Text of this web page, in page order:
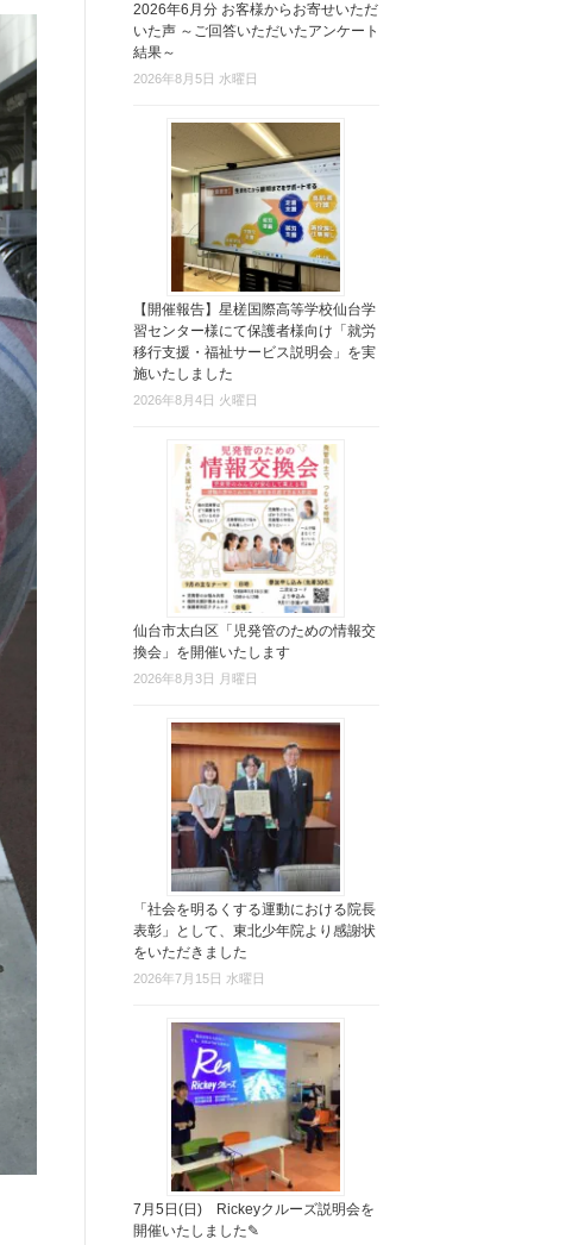
2026年6月分 お客様からお寄せいただ
いた声 ～ご回答いただいたアンケート
結果～
2026年8月5日 水曜日
【開催報告】星槎国際高等学校仙台学
習センター様にて保護者様向け「就労
移行支援・福祉サービス説明会」を実
施いたしました
2026年8月4日 火曜日
仙台市太白区「児発管のための情報交
換会」を開催いたします
2026年8月3日 月曜日
「社会を明るくする運動における院長
表彰」として、東北少年院より感謝状
をいただきました
2026年7月15日 水曜日
7月5日(日) Rickeyクルーズ説明会を
開催いたしました✎